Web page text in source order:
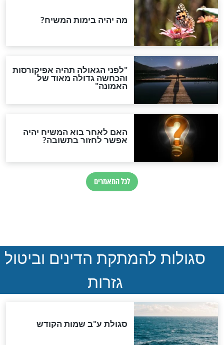
חדשות יהדות
נהרגו בדרום לבנון
ההסכם החשאי של טראמפ
ואיראן: בלי שקיפות ועם הרבה
סימני שאלה
במרתפי מוסקבה: כתב היד
הנדיר של הרשב"ם התגלה
"מודה לקב"ה על כל השנים"